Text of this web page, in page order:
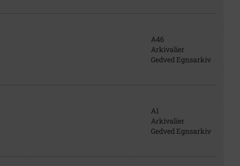
A46
Arkivalier
Gedved Egnsarkiv
A1
Arkivalier
Gedved Egnsarkiv